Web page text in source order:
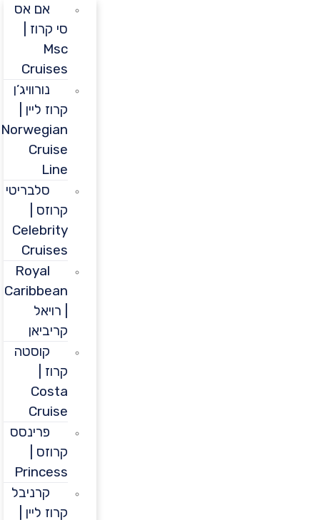
אם אס
סי קרוז |
Cruises
נורוויג’ן
קרוז ליין |
Norwegian
Cruise
סלבריטי
קרוזס |
Celebrity
Cruises
Royal
Caribbean
קריביאן
קוסטה
Costa
Cruise
פרינסס
קרוזס |
Princess
קרניבל
קרוז ליין |